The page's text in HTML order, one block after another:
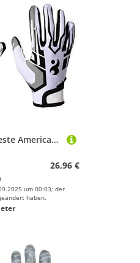
PUNELE Rutsch Feste American Football-Handschuhe Atmungsaktive Volle Finger-Sport Handschuhe Baseball (M)
26,96 €
um 00:03; der
haben.